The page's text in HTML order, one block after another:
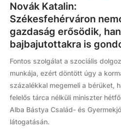
Novák Katalin:
Székesfehérváron
gazdaság erősödik,
bajbajutottakra is
Fontos szolgálat a szociális
munkája, ezért döntött úgy a
százalékkal megemeli a bérüket,
felelős tárca nélküli miniszter
Alba Bástya Család- és
látogatásán.